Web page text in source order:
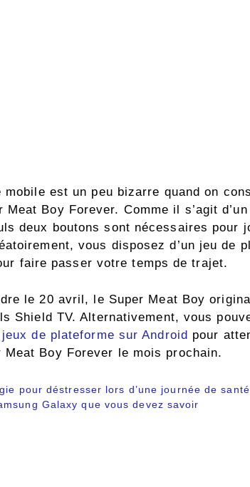
est un peu bizarre quand on
Boy Forever. Comme il s’agit
deux boutons sont nécessaires pour
vous disposez d’un jeu de
faire passer votre temps de trajet.
le 20 avril, le Super Meat Boy
Shield TV. Alternativement, vous
de plateforme sur Android pour
Boy Forever le mois prochain.
pour déstresser lors d’une journée de
Galaxy que vous devez savoir